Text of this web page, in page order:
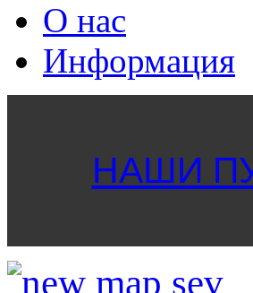
О нас
Информация
НАШИ